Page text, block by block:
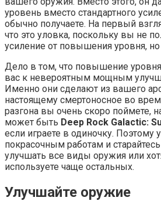
уровень вместо стандартного
обычно получаете. На первый
что это уловка, поскольку вы не
усиление от повышения уровня,
Дело в том, что повышение
вас к невероятным мощным
Именно они сделают из вашего
настоящему смертоносное во
разгона вы очень скоро поймете,
может быть Deep Rock Galactic:
если играете в одиночку. Поэтому
покрасочным работам и
улучшать все виды оружия или
используете чаще остальных.
Улучшайте оружие